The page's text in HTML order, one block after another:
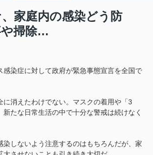
家庭内の感染どう防
掃除…
感染症に対して政府が緊急事態宣言を全国で
に消えたわけでない。マスクの着用や「3
新たな日常生活の中で十分な警戒は続けなく
染しないよう注意するのはもちろんだが、家